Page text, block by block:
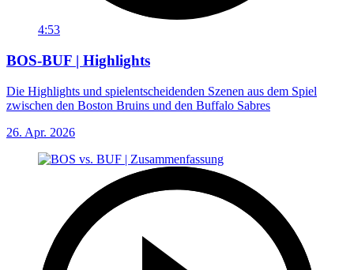
4:53
BOS-BUF | Highlights
Die Highlights und spielentscheidenden Szenen aus dem Spiel
zwischen den Boston Bruins und den Buffalo Sabres
26. Apr. 2026